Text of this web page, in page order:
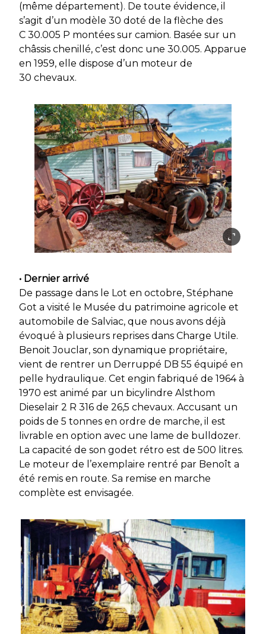
(même département). De toute évidence, il
s’agit d’un modèle 30 doté de la flèche des
C 30.005 P montées sur camion. Basée sur un
châssis chenillé, c’est donc une 30.005. Apparue
en 1959, elle dispose d’un moteur de
30 chevaux.
• Dernier arrivé
De passage dans le Lot en octobre, Stéphane
Got a visité le Musée du patrimoine agricole et
automobile de Salviac, que nous avons déjà
évoqué à plusieurs reprises dans Charge Utile.
Benoit Jouclar, son dynamique propriétaire,
vient de rentrer un Derruppé DB 55 équipé en
pelle hydraulique. Cet engin fabriqué de 1964 à
1970 est animé par un bicylindre Alsthom
Dieselair 2 R 316 de 26,5 chevaux. Accusant un
poids de 5 tonnes en ordre de marche, il est
livrable en option avec une lame de bulldozer.
La capacité de son godet rétro est de 500 litres.
Le moteur de l’exemplaire rentré par Benoît a
été remis en route. Sa remise en marche
complète est envisagée.